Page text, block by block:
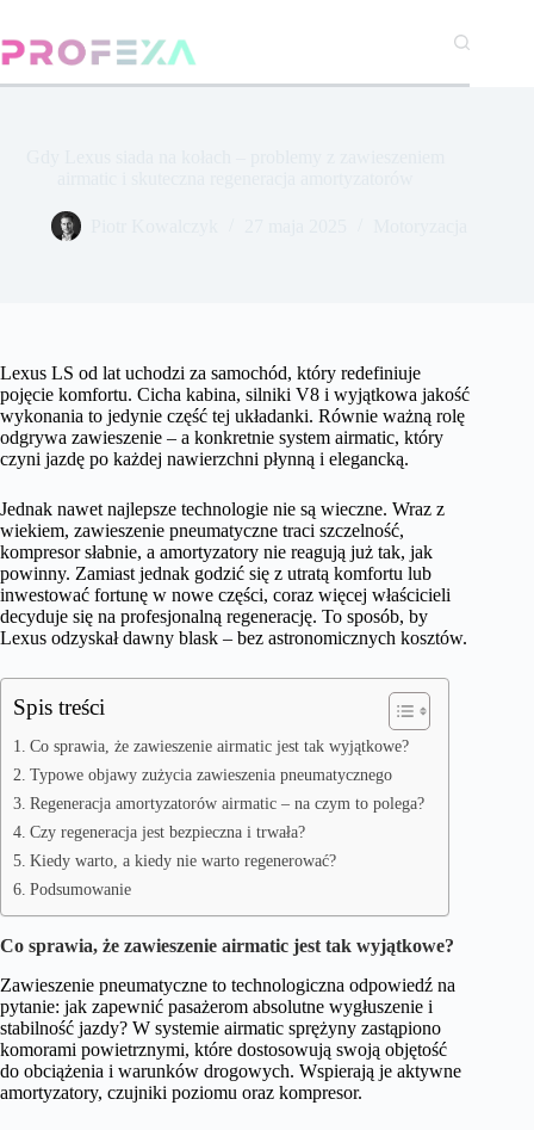
treści
Lexus LS od lat uchodzi za samochód, który redefiniuje
pojęcie komfortu. Cicha kabina, silniki V8 i wyjątkowa jakość
wykonania to jedynie część tej układanki. Równie ważną rolę
odgrywa zawieszenie – a konkretnie system airmatic, który
czyni jazdę po każdej nawierzchni płynną i elegancką.
Jednak nawet najlepsze technologie nie są wieczne. Wraz z
wiekiem, zawieszenie pneumatyczne traci szczelność,
kompresor słabnie, a amortyzatory nie reagują już tak, jak
powinny. Zamiast jednak godzić się z utratą komfortu lub
inwestować fortunę w nowe części, coraz więcej właścicieli
decyduje się na profesjonalną regenerację. To sposób, by
Lexus odzyskał dawny blask – bez astronomicznych kosztów.
Spis treści
Co sprawia, że zawieszenie airmatic jest tak wyjątkowe?
Typowe objawy zużycia zawieszenia pneumatycznego
Regeneracja amortyzatorów airmatic – na czym to polega?
Czy regeneracja jest bezpieczna i trwała?
Kiedy warto, a kiedy nie warto regenerować?
Podsumowanie
Co sprawia, że zawieszenie airmatic jest tak wyjątkowe?
Zawieszenie pneumatyczne to technologiczna odpowiedź na
pytanie: jak zapewnić pasażerom absolutne wygłuszenie i
stabilność jazdy? W systemie airmatic sprężyny zastąpiono
komorami powietrznymi, które dostosowują swoją objętość
do obciążenia i warunków drogowych. Wspierają je aktywne
amortyzatory, czujniki poziomu oraz kompresor.